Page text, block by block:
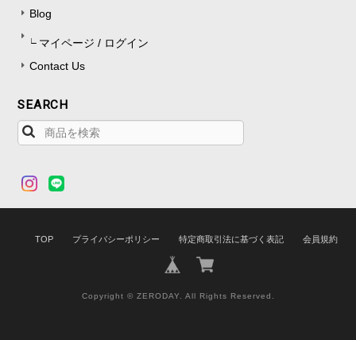
Blog
マイページ / ログイン
Contact Us
SEARCH
TOP プライバシーポリシー 特定商取引法に基づく表記 会員規約
Copyright © ZERODAY. All Rights Reserved.